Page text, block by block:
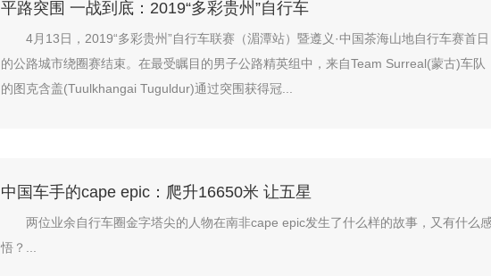
平路突围 一战到底：2019“多彩贵州”自行车
4月13日，2019“多彩贵州”自行车联赛（湄潭站）暨遵义·中国茶海山地自行车赛首日
的公路城市绕圈赛结束。在最受瞩目的男子公路精英组中，来自Team Surreal(蒙古)车队
的图克含盖(Tuulkhangai Tuguldur)通过突围获得冠...
中国车手的cape epic：爬升16650米 让五星
两位业余自行车圈金字塔尖的人物在南非cape epic发生了什么样的故事，又有什么
悟？...